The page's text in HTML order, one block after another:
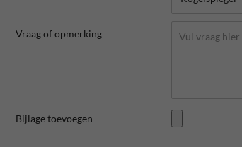
Vraag of opmerking
Bijlage toevoegen